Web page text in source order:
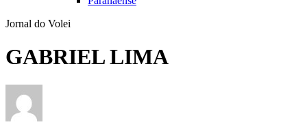
Jornal do Volei
GABRIEL LIMA